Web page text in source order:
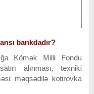
bankdadır?
Kömək Milli Fondu
alınması, texniki
məqsədilə kotirovka